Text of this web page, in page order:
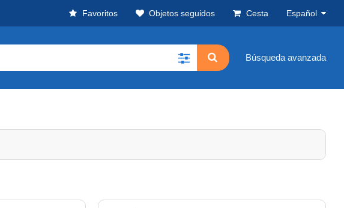
Favoritos Objetos seguidos Cesta Español
Búsqueda avanzada